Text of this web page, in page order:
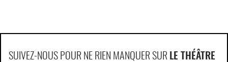
SUIVEZ-NOUS POUR NE RIEN MANQUER SUR LE THÉÂTRE